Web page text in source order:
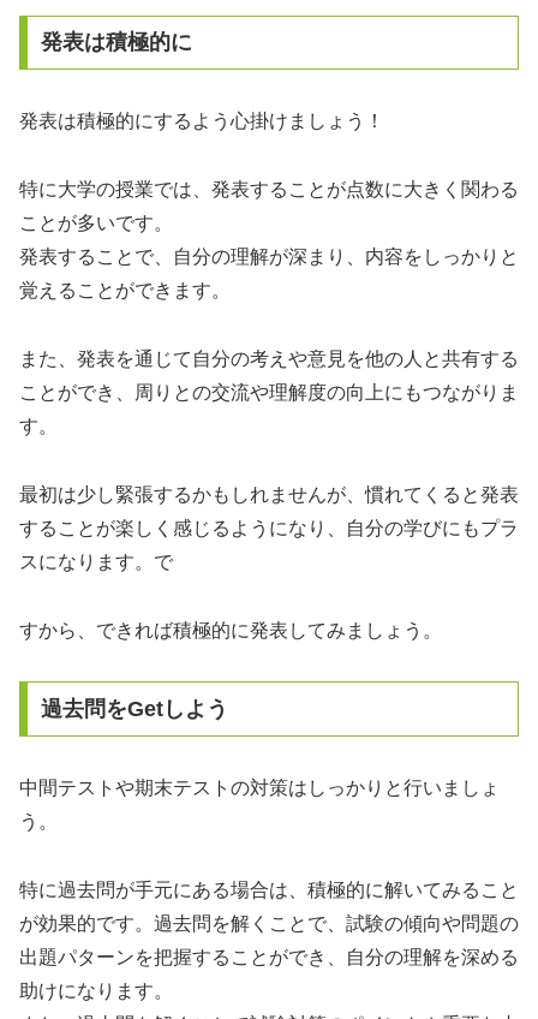
発表は積極的に
発表は積極的にするよう心掛けましょう！
特に大学の授業では、発表することが点数に大きく関わる
ことが多いです。
発表することで、自分の理解が深まり、内容をしっかりと
覚えることができます。
また、発表を通じて自分の考えや意見を他の人と共有する
ことができ、周りとの交流や理解度の向上にもつながりま
す。
最初は少し緊張するかもしれませんが、慣れてくると発表
することが楽しく感じるようになり、自分の学びにもプラ
スになります。で
すから、できれば積極的に発表してみましょう。
過去問をGetしよう
中間テストや期末テストの対策はしっかりと行いましょ
う。
特に過去問が手元にある場合は、積極的に解いてみること
が効果的です。過去問を解くことで、試験の傾向や問題の
出題パターンを把握することができ、自分の理解を深める
助けになります。